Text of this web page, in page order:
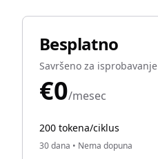
Besplatno
Savršeno za isprobavanje
€0/mesec
200 tokena/ciklus
30 dana • Nema dopuna